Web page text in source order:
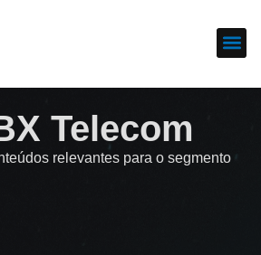
Telecom
relevantes para o segmento